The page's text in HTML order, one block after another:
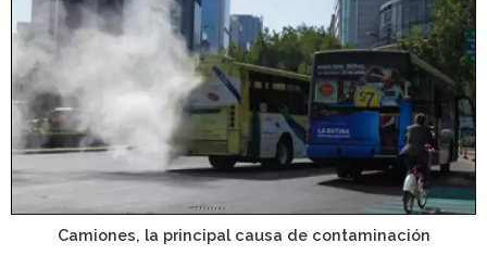
Camiones, la principal causa de contaminación